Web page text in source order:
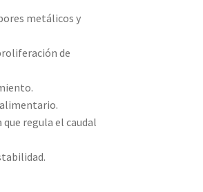
metálicos y
de
regula el caudal